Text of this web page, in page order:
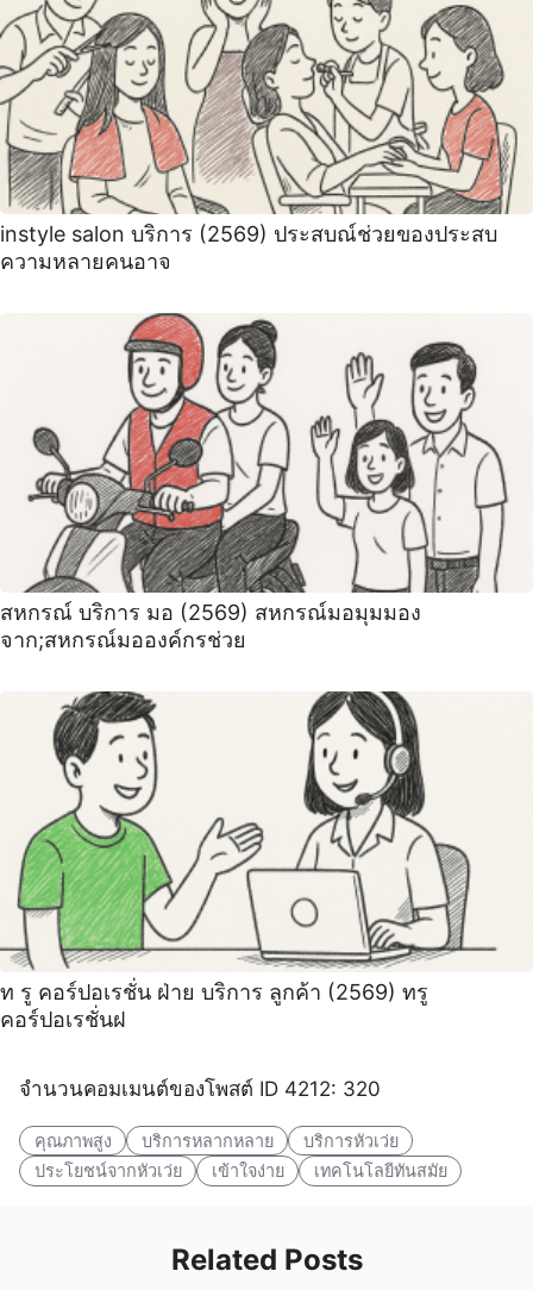
instyle salon บริการ (2569) ประสบณ์ช่วยของประสบ
ความหลายคนอาจ
สหกรณ์ บริการ มอ (2569) สหกรณ์มอมุมมอง
จาก;สหกรณ์มอองค์กรช่วย
ท รู คอร์ปอเรชั่น ฝ่าย บริการ ลูกค้า (2569) ทรู
คอร์ปอเรชั่นฝ
จำนวนคอมเมนต์ของโพสต์ ID 4212: 320
คุณภาพสูง บริการหลากหลาย
บริการหัวเว่ย
ประโยชน์จากหัวเว่ย
เข้าใจง่าย เทคโนโลยีทันสมัย
Related Posts